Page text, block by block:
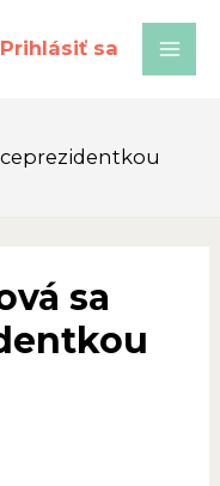
Prihlásiť sa
sa